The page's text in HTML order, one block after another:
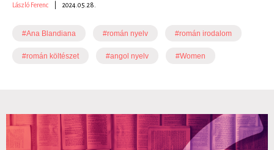
László Ferenc 2024.05.28.
#Ana Blandiana #román nyelv #román irodalom
#román költészet #angol nyelv #Women